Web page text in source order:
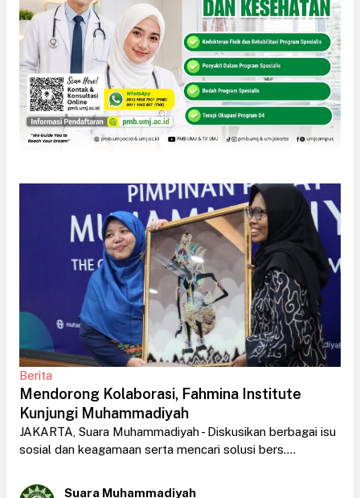
Berita
Mendorong Kolaborasi, Fahmina Institute
Kunjungi Muhammadiyah
JAKARTA, Suara Muhammadiyah - Diskusikan berbagai isu
sosial dan keagamaan serta mencari solusi bers....
Suara Muhammadiyah